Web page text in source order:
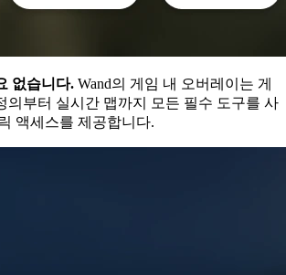
없습니다. Wand의 게임 내 오버레이는 게
의부터 실시간 맵까지 모든 필수 도구를 사
액세스를 제공합니다.